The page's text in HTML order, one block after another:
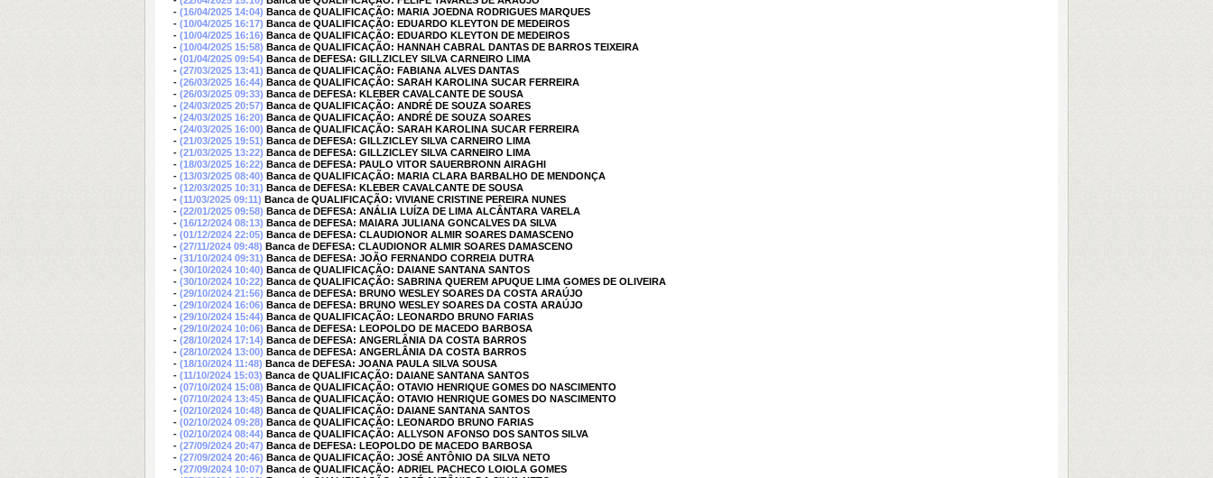
- (16/04/2025 14:04) Banca de QUALIFICAÇÃO: MARIA JOEDNA RODRIGUES MARQUES
- (10/04/2025 16:17) Banca de QUALIFICAÇÃO: EDUARDO KLEYTON DE MEDEIROS
- (10/04/2025 16:16) Banca de QUALIFICAÇÃO: EDUARDO KLEYTON DE MEDEIROS
- (10/04/2025 15:58) Banca de QUALIFICAÇÃO: HANNAH CABRAL DANTAS DE BARROS TEIXEIRA
- (01/04/2025 09:54) Banca de DEFESA: GILLZICLEY SILVA CARNEIRO LIMA
- (27/03/2025 13:41) Banca de QUALIFICAÇÃO: FABIANA ALVES DANTAS
- (26/03/2025 16:44) Banca de QUALIFICAÇÃO: SARAH KAROLINA SUCAR FERREIRA
- (26/03/2025 09:33) Banca de DEFESA: KLEBER CAVALCANTE DE SOUSA
- (24/03/2025 20:57) Banca de QUALIFICAÇÃO: ANDRÉ DE SOUZA SOARES
- (24/03/2025 16:20) Banca de QUALIFICAÇÃO: ANDRÉ DE SOUZA SOARES
- (24/03/2025 16:00) Banca de QUALIFICAÇÃO: SARAH KAROLINA SUCAR FERREIRA
- (21/03/2025 19:51) Banca de DEFESA: GILLZICLEY SILVA CARNEIRO LIMA
- (21/03/2025 13:22) Banca de DEFESA: GILLZICLEY SILVA CARNEIRO LIMA
- (18/03/2025 16:22) Banca de DEFESA: PAULO VITOR SAUERBRONN AIRAGHI
- (13/03/2025 08:40) Banca de QUALIFICAÇÃO: MARIA CLARA BARBALHO DE MENDONÇA
- (12/03/2025 10:31) Banca de DEFESA: KLEBER CAVALCANTE DE SOUSA
- (11/03/2025 09:11) Banca de QUALIFICAÇÃO: VIVIANE CRISTINE PEREIRA NUNES
- (22/01/2025 09:58) Banca de DEFESA: ANÁLIA LUÍZA DE LIMA ALCÂNTARA VARELA
- (16/12/2024 08:13) Banca de DEFESA: MAIARA JULIANA GONCALVES DA SILVA
- (01/12/2024 22:05) Banca de DEFESA: CLAUDIONOR ALMIR SOARES DAMASCENO
- (27/11/2024 09:48) Banca de DEFESA: CLAUDIONOR ALMIR SOARES DAMASCENO
- (31/10/2024 09:31) Banca de DEFESA: JOÃO FERNANDO CORREIA DUTRA
- (30/10/2024 10:40) Banca de QUALIFICAÇÃO: DAIANE SANTANA SANTOS
- (30/10/2024 10:22) Banca de QUALIFICAÇÃO: SABRINA QUEREM APUQUE LIMA GOMES DE OLIVEIRA
- (29/10/2024 21:56) Banca de DEFESA: BRUNO WESLEY SOARES DA COSTA ARAÚJO
- (29/10/2024 16:06) Banca de DEFESA: BRUNO WESLEY SOARES DA COSTA ARAÚJO
- (29/10/2024 15:44) Banca de QUALIFICAÇÃO: LEONARDO BRUNO FARIAS
- (29/10/2024 10:06) Banca de DEFESA: LEOPOLDO DE MACEDO BARBOSA
- (28/10/2024 17:14) Banca de DEFESA: ANGERLÂNIA DA COSTA BARROS
- (28/10/2024 13:00) Banca de DEFESA: ANGERLÂNIA DA COSTA BARROS
- (18/10/2024 11:48) Banca de DEFESA: JOANA PAULA SILVA SOUSA
- (11/10/2024 15:03) Banca de QUALIFICAÇÃO: DAIANE SANTANA SANTOS
- (07/10/2024 15:08) Banca de QUALIFICAÇÃO: OTAVIO HENRIQUE GOMES DO NASCIMENTO
- (07/10/2024 13:45) Banca de QUALIFICAÇÃO: OTAVIO HENRIQUE GOMES DO NASCIMENTO
- (02/10/2024 10:48) Banca de QUALIFICAÇÃO: DAIANE SANTANA SANTOS
- (02/10/2024 09:28) Banca de QUALIFICAÇÃO: LEONARDO BRUNO FARIAS
- (02/10/2024 08:44) Banca de QUALIFICAÇÃO: ALLYSON AFONSO DOS SANTOS SILVA
- (27/09/2024 20:47) Banca de DEFESA: LEOPOLDO DE MACEDO BARBOSA
- (27/09/2024 20:46) Banca de QUALIFICAÇÃO: JOSÉ ANTÔNIO DA SILVA NETO
- (27/09/2024 10:07) Banca de QUALIFICAÇÃO: ADRIEL PACHECO LOIOLA GOMES